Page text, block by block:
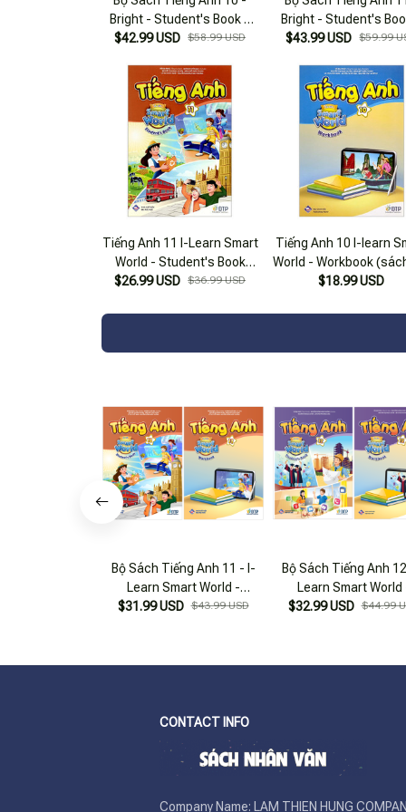
Bright - Student's Book +
Workbook + Bài Tập Bổ Trợ
$42.99 USD $58.99 USD
Bright - Student's
Workbook + Bài Tập Bổ
$43.99 USD $59.99
Tiếng Anh 11 I-Learn Smart
World - Student's Book
(2023)
$26.99 USD $36.99 USD
Tiếng Anh 10 I-learn
World - Workbook
Tập)
$18.99 USD
Bộ Sách Tiếng Anh 11 - I-
Learn Smart World -
Student's Book + Workbook
$31.99 USD $43.99 USD
Bộ Sách Tiếng Anh
Learn Smart World
Student's Book +
$32.99 USD $44.99
CONTACT INFO
Company Name: LAM THIEN HUNG